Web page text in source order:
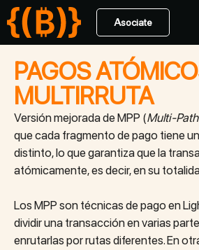
Asociate
PAGOS
MULTIRRUTA
Versión mejorada de MPP (Multi-
que cada fragmento de pago tiene
distinto, lo que garantiza que la
atómicamente, es decir, en su
Los MPP son técnicas de pago en
dividir una transacción en varias
enrutarlas por rutas diferentes. En